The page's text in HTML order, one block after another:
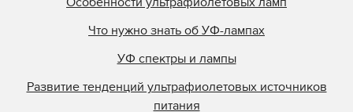
Что нужно знать об УФ-лампах
УФ спектры и лампы
Развитие тенденций ультрафиолетовых источников
питания